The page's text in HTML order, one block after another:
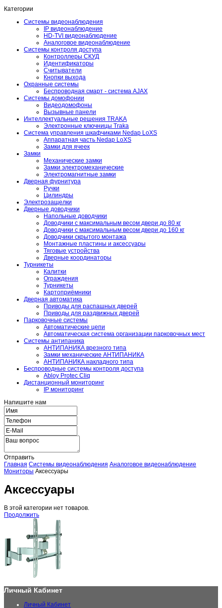
Категории
Системы видеонаблюдения
IP видеонаблюдение
HD-TVI видеонаблюдение
Аналоговое видеонаблюдение
Системы контроля доступа
Контроллеры СКУД
Идентификаторы
Считыватели
Кнопки выхода
Охранные системы
Беспроводная смарт - система AJAX
Системы домофонии
Видеодомофоны
Вызывные панели
Интеллектуальные решения TRAKA
Электронные ключницы Traka
Система управления шкафчиками Nedap LoXS
Аппаратная часть Nedap LoXS
Замки для ячеек
Замки
Механические замки
Замки электромеханические
Электромагнитные замки
Дверная фурнитура
Ручки
Цилиндры
Электрозащелки
Дверные доводчики
Напольные доводчики
Доводчики с максимальным весом двери до 80 кг
Доводчики с максимальным весом двери до 160 кг
Доводчики скрытого монтажа
Монтажные пластины и аксессуары
Тяговые устройства
Дверные координаторы
Турникеты
Калитки
Ограждения
Турникеты
Картоприёмники
Дверная автоматика
Приводы для распашных дверей
Приводы для раздвижных дверей
Парковочные системы
Автоматические цепи
Автоматическая система организации парковочных мест
Системы антипаника
АНТИПАНИКА врезного типа
Замки механические АНТИПАНИКА
АНТИПАНИКА накладного типа
Беспроводные системы контроля доступа
Abloy Protec Cliq
Дистанционный мониторинг
IP мониторинг
Напишите нам
Отправить
Главная Системы видеонаблюдения Аналоговое видеонаблюдение
Мониторы Аксессуары
Аксессуары
В этой категории нет товаров.
Продолжить
Личный Кабинет
Личный Кабинет